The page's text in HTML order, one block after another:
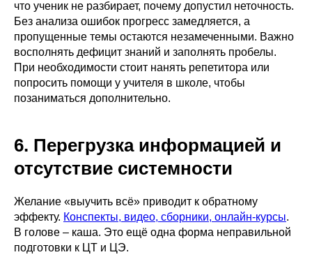
что ученик не разбирает, почему допустил неточность.
Без анализа ошибок прогресс замедляется, а
пропущенные темы остаются незамеченными. Важно
восполнять дефицит знаний и заполнять пробелы.
При необходимости стоит нанять репетитора или
попросить помощи у учителя в школе, чтобы
позаниматься дополнительно.
6. Перегрузка информацией и
отсутствие системности
Желание «выучить всё» приводит к обратному
эффекту. Конспекты, видео, сборники, онлайн-курсы.
В голове – каша. Это ещё одна форма неправильной
подготовки к ЦТ и ЦЭ.